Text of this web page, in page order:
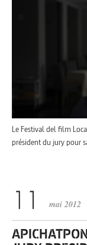
Le Festival del film
président du jury pour
mai 2012